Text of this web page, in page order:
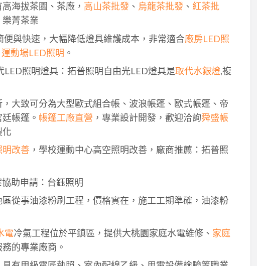
海拔茶園、茶廠， 高山茶批發、 烏龍茶批發、 紅茶批
菁茶業
與快速，大幅降低燈具維護成本，非常適合廠房LED照
運動場LED照明 。
照明燈具：拓普照明自由光LED燈具是取代水銀燈,複
大致可分為大型歐式組合帳、波浪帳篷、歐式帳篷、帝
帳篷。 帳篷工廠直營 ，專業設計開發，歡迎洽詢舜盛帳
化
明改善，學校運動中心高空照明改善，廠商推薦：拓普照
助申請：台鈺照明
從事油漆粉刷工程，價格實在，施工工期準確，油漆粉
電冷氣工程位於平鎮區，提供大桃園家庭水電維修、 家庭
的專業廠商。